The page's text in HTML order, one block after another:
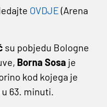
OVDJE (Arena
su pobjedu Bologne
Borna Sosa je
kod kojega je
63. minuti.